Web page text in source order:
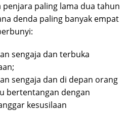
paling lama dua tahun
denda paling banyak empat
sengaja dan terbuka
sengaja dan di depan orang
bertentangan dengan
kesusilaan